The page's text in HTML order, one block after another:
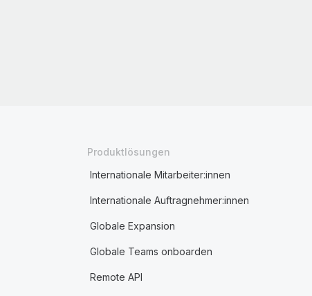
Produktlösungen
Internationale Mitarbeiter:innen
Internationale Auftragnehmer:innen
Globale Expansion
Globale Teams onboarden
Remote API